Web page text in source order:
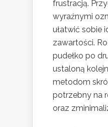
frustracją.
wyraźnymi
ułatwić sobie
zawartości.
pudełko po
ustaloną
metodom
potrzebny na
oraz